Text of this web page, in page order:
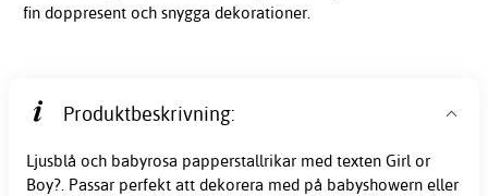
fin doppresent och snygga dekorationer.
Produktbeskrivning:
Ljusblå och babyrosa papperstallrikar med texten Girl or
Boy?. Passar perfekt att dekorera med på babyshowern eller